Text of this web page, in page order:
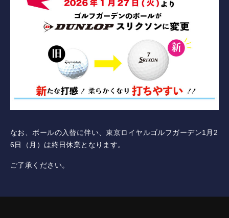
コース紹介
ゲスト料金
新規会員権について
提携ゴルフ場
なお、ボールの入替に伴い、東京ロイヤルゴルフガーデン1月2
6日（月）は終日休業となります。
ご了承ください。